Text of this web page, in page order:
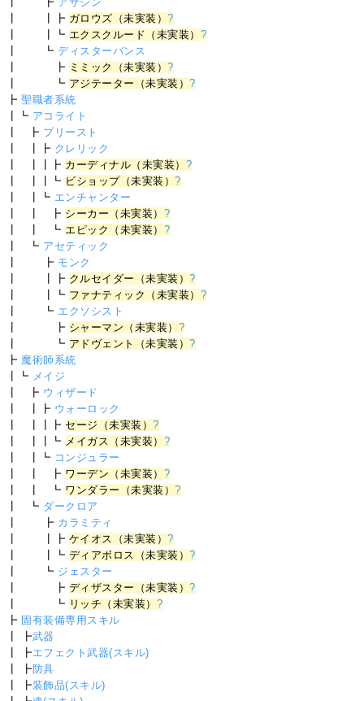
┃ ┃┣ ガロウズ（未実装）?
┃ ┃┗ エクスクルード（未実装） ?
┃ ┗ディスターバンス
┃ ┣ ミミック（未実装）?
┃ ┗ アジテーター（未実装）?
┣聖職者系統
┃┗ アコライト
┃ ┣ プリースト
┃ ┃┣ クレリック
┃ ┃┃┣ カーディナル（未実装） ?
┃ ┃┃┗ ビショップ（未実装）?
┃ ┃┗ エンチャンター
┃ ┃ ┣ シーカー（未実装） ?
┃ ┃ ┗ エピック（未実装） ?
┃ ┗ アセティック
┃ ┣ モンク
┃ ┃┣ クルセイダー（未実装）?
┃ ┃┗ ファナティック（未実装） ?
┃ ┗ エクソシスト
┃ ┣ シャーマン（未実装） ?
┃ ┗ アドヴェント（未実装）?
┣ 魔術師系統
┃┗ メイジ
┃ ┣ ウィザード
┃ ┃┣ ウォーロック
┃ ┃┃┣ セージ（未実装）?
┃ ┃┃┗ メイガス（未実装） ?
┃ ┃┗ コンジュラー
┃ ┃ ┣ ワーデン（未実装） ?
┃ ┃ ┗ ワンダラー（未実装）?
┃ ┗ ダークロア
┃ ┣ カラミティ
┃ ┃┣ ケイオス（未実装）?
┃ ┃┗ ディアボロス（未実装）?
┃ ┗ ジェスター
┃ ┣ ディザスター（未実装）?
┃ ┗ リッチ（未実装） ?
┣ 固有装備専用スキル
┃ ┣武器
┃ ┣エフェクト武器(スキル)
┃ ┣防具
┃ ┣装飾品(スキル)